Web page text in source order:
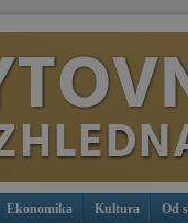
Ekonomika Kultura Od